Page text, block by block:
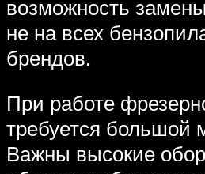
возможность
не на всех
брендов.
При работе
требуется большой
Важны высокие